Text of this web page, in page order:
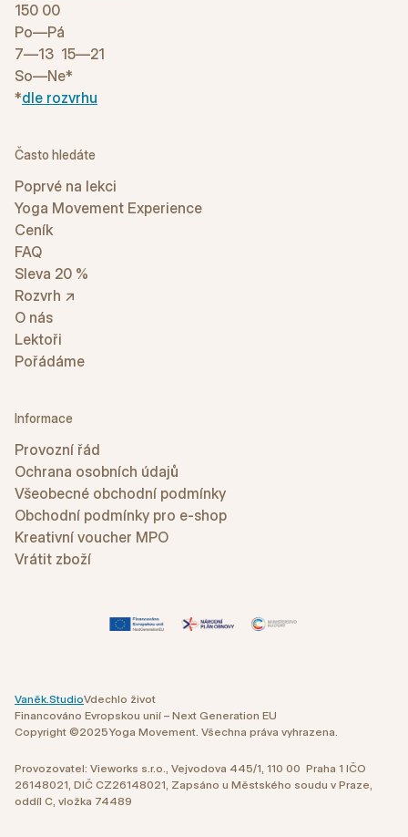
150 00
Po—Pá
7—13 15—21
So—Ne*
*dle rozvrhu
Často hledáte
Poprvé na lekci
Yoga Movement Experience
Ceník
FAQ
Sleva 20 %
Rozvrh ↗
O nás
Lektoři
Pořádáme
Informace
Provozní řád
Ochrana osobních údajů
Všeobecné obchodní podmínky
Obchodní podmínky pro e-shop
Kreativní voucher MPO
Vrátit zboží
Financováno Evropskou unií – Next Generation EU
Copyright ©2025Yoga Movement. Všechna práva vyhrazena.
Vdechlo život
Vaněk.Studio
Provozovatel: Vieworks s.r.o., Vejvodova 445/1, 110 00 Praha 1 IČO
26148021, DIČ CZ26148021, Zapsáno u Městského soudu v Praze,
oddíl C, vložka 74489